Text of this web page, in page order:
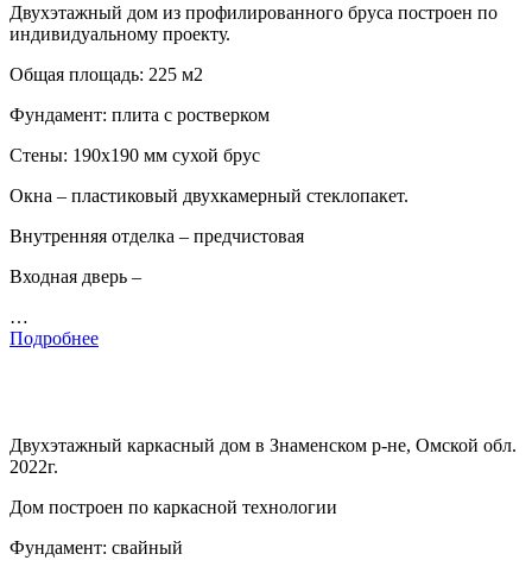
Двухэтажный дом из профилированного бруса построен по
индивидуальному проекту.
Общая площадь: 225 м2
Фундамент: плита с ростверком
Стены: 190х190 мм сухой брус
Окна – пластиковый двухкамерный стеклопакет.
Внутренняя отделка – предчистовая
Входная дверь –
…
Подробнее
Двухэтажный каркасный дом в Знаменском р-не, Омской обл.
2022г.
Дом построен по каркасной технологии
Фундамент: свайный